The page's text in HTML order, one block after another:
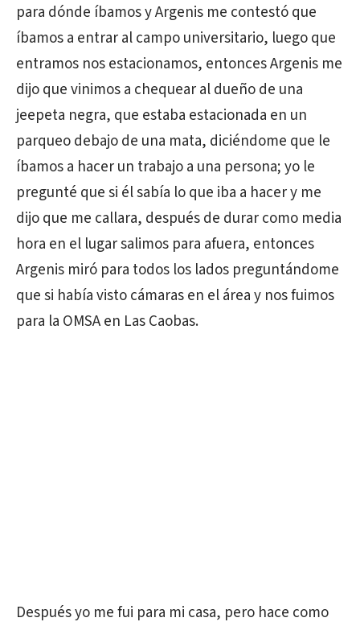
para dónde íbamos y Argenis me contestó que
íbamos a entrar al campo universitario, luego que
entramos nos estacionamos, entonces Argenis me
dijo que vinimos a chequear al dueño de una
jeepeta negra, que estaba estacionada en un
parqueo debajo de una mata, diciéndome que le
íbamos a hacer un trabajo a una persona; yo le
pregunté que si él sabía lo que iba a hacer y me
dijo que me callara, después de durar como media
hora en el lugar salimos para afuera, entonces
Argenis miró para todos los lados preguntándome
que si había visto cámaras en el área y nos fuimos
para la OMSA en Las Caobas.
Después yo me fui para mi casa, pero hace como